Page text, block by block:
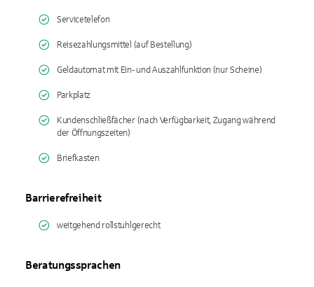
Servicetelefon
Reisezahlungsmittel (auf Bestellung)
Geldautomat mit Ein- und Auszahlfunktion (nur Scheine)
Parkplatz
Kundenschließfächer (nach Verfügbarkeit, Zugang während
der Öffnungszeiten)
Briefkasten
Barrierefreiheit
weitgehend rollstuhlgerecht
Beratungssprachen